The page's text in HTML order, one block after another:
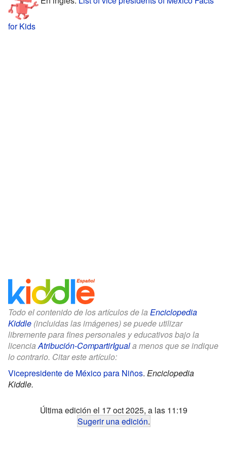
for Kids
Todo el contenido de los artículos de la Enciclopedia
Kiddle (incluidas las imágenes) se puede utilizar
libremente para fines personales y educativos bajo la
licenciaAtribución-CompartirIguala menos que se indique
lo contrario. Citar este artículo:
Vicepresidente de México para Niños. Enciclopedia
Kiddle.
Última edición el 17 oct 2025, a las 11:19
Sugerir una edición.